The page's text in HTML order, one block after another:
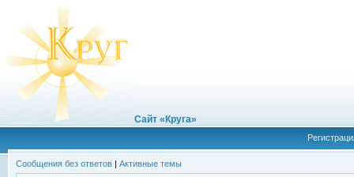
Сайт «Круга»
Сообщения без ответов | Активные темы